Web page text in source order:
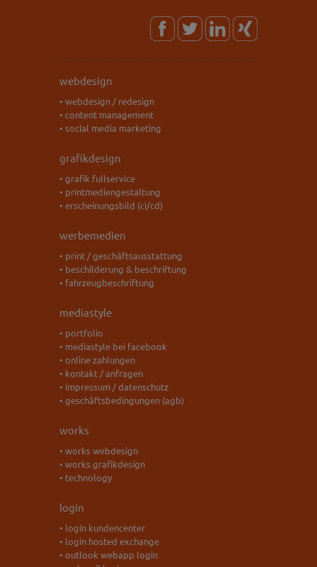
webdesign
• webdesign / redesign
• content management
• social media marketing
grafikdesign
• grafik fullservice
• printmediengestaltung
• erscheinungsbild (ci/cd)
werbemedien
• print / geschäftsausstattung
• beschilderung & beschriftung
• fahrzeugbeschriftung
mediastyle
• portfolio
• mediastyle bei facebook
• online zahlungen
• kontakt / anfragen
• impressum / datenschutz
• geschäftsbedingungen (agb)
works
• works webdesign
• works grafikdesign
• technology
login
• login kundencenter
• login hosted exchange
• outlook webapp login